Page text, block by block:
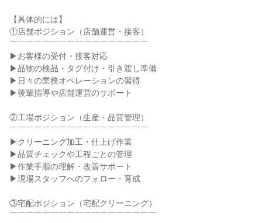
【具体的には】
①店舗ポジション（店舗運営・接客）
￣￣￣￣￣￣￣￣￣￣￣￣￣￣￣￣￣
▶お客様の受付・接客対応
▶品物の検品・タグ付け・引き渡し準備
▶日々の業務オペレーションの習得
▶後輩指導や店舗運営のサポート
②工場ポジション（生産・品質管理）
￣￣￣￣￣￣￣￣￣￣￣￣￣￣￣￣￣
▶クリーニング加工・仕上げ作業
▶品質チェックや工程ごとの管理
▶作業手順の理解・改善サポート
▶現場スタッフへのフォロー・育成
③宅配ポジション（宅配クリーニング）
￣￣￣￣￣￣￣￣￣￣￣￣￣￣￣￣￣￣